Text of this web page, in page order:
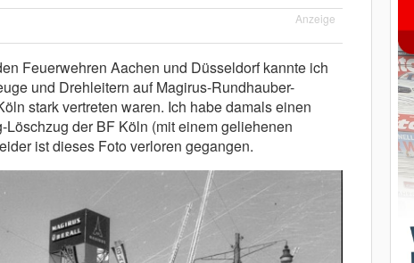
Anzeige
Feuerwehren Aachen und Düsseldorf kannte ich
und Drehleitern auf Magirus-Rundhauber-
stark vertreten waren. Ich habe damals einen
Löschzug der BF Köln (mit einem geliehenen
ist dieses Foto verloren gegangen.